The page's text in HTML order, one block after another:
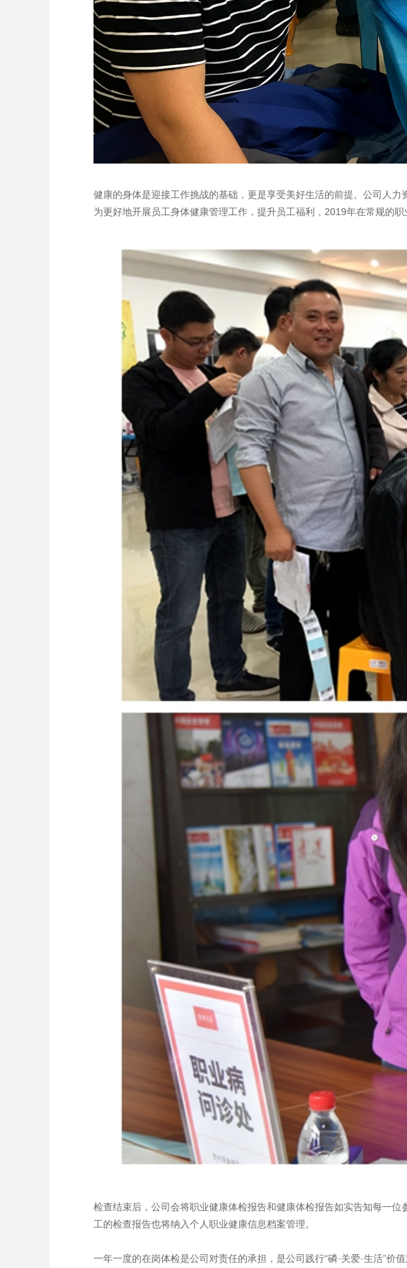
健康的身体是迎接工作挑战的基础，更是享受美好生活的前提。公司人
为更好地开展员工身体健康管理工作，提升员工福利，2019年在常规的
检查结束后，公司会将职业健康体检报告和健康体检报告如实告知每一
工的检查报告也将纳入个人职业健康信息档案管理。
一年一度的在岗体检是公司对责任的承担，是公司践行“磷·关爱·生活”